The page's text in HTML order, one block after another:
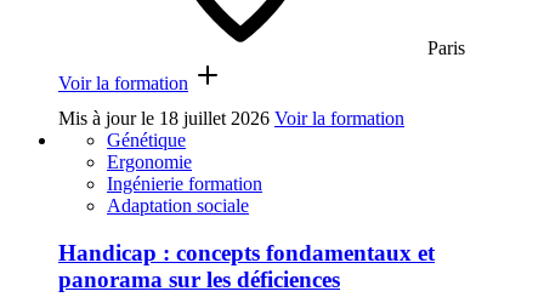
Paris
Voir la formation
Mis à jour le 18 juillet 2026 Voir la formation
Génétique
Ergonomie
Ingénierie formation
Adaptation sociale
Handicap : concepts fondamentaux et
panorama sur les déficiences